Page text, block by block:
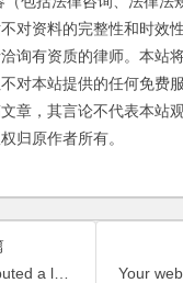
对资料的完整性和时效
询有资质的律师。本站
对本站提供的任何免费
章，其言论不代表本站
归原作者所有。
IT law
Your website has become a